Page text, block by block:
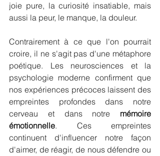
joie pure, la curiosité insatiable, mais
aussi la peur, le manque, la douleur.
Contrairement à ce que l'on pourrait
croire, il ne s'agit pas d'une métaphore
poétique. Les neurosciences et la
psychologie moderne confirment que
nos expériences précoces laissent des
empreintes profondes dans notre
cerveau et dans notre mémoire
émotionnelle. Ces empreintes
continuent d'influencer notre façon
d'aimer, de réagir, de nous défendre ou